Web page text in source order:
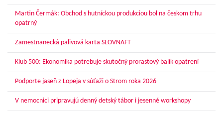
Martin Čermák: Obchod s hutníckou produkciou bol na českom trhu
opatrný
Zamestnanecká palivová karta SLOVNAFT
Klub 500: Ekonomika potrebuje skutočný prorastový balík opatrení
Podporte jaseň z Lopeja v súťaži o Strom roka 2026
V nemocnici pripravujú denný detský tábor i jesenné workshopy